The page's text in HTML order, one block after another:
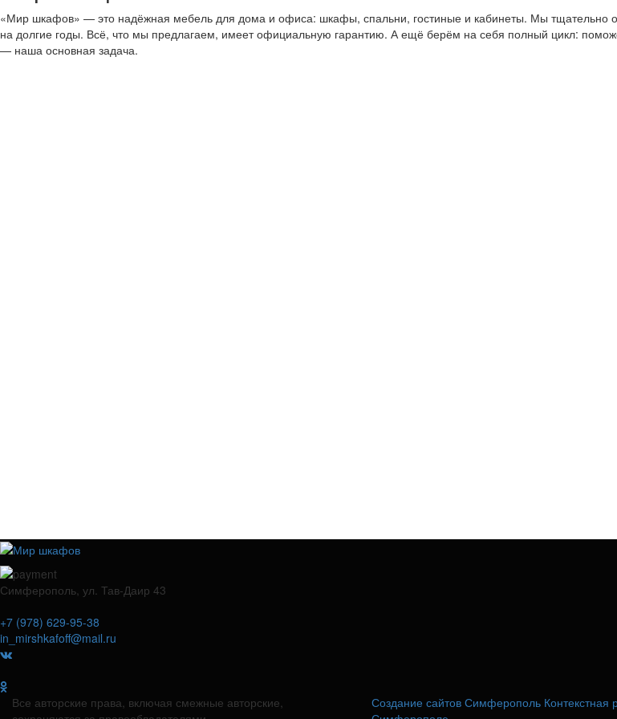
«Мир шкафов» — это надёжная мебель для дома и офиса: шкафы, спальни, гостиные и кабинеты. Мы тщательно
на долгие годы. Всё, что мы предлагаем, имеет официальную гарантию. А ещё берём на себя полный цикл:
— наша основная задача.
Симферополь, ул. Тав-Даир 43
+7 (978) 629-95-38
in_mirshkafoff@mail.ru
Все авторские права, включая смежные авторские,
Создание сайтов Симферополь Контекстная